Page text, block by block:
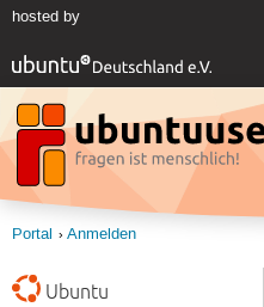
hosted by
Portal Anmelden
Ubuntu